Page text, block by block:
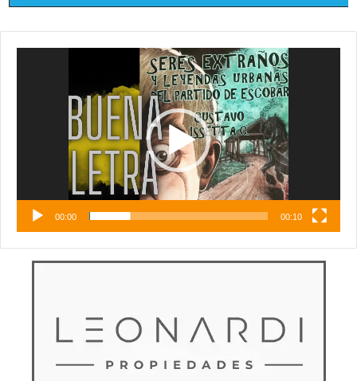
00:00 00:10